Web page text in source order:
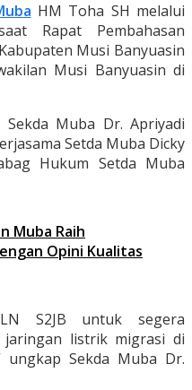
HM Toha SH melalui
Rapat Pembahasan
Musi Banyuasin
Musi Banyuasin di
Muba Dr. Apriyadi
Setda Muba Dicky
Hukum Setda Muba
Muba Raih
Opini Kualitas
S2JB untuk segera
jaringan listrik migrasi di
ungkap Sekda Muba Dr.